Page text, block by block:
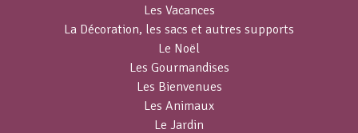
Les Vacances
La Décoration, les sacs et autres supports
Le Noël
Les Gourmandises
Les Bienvenues
Les Animaux
Le Jardin